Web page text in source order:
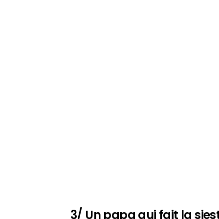
3/ Un papa qui fait la